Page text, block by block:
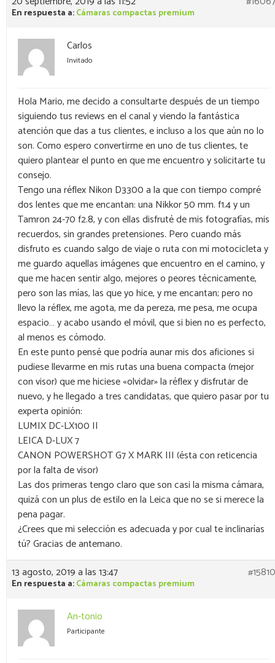
En respuesta a:Cámaras compactas premium
Carlos
Invitado
Hola Mario, me decido a consultarte después de un tiempo
siguiendo tus reviews en el canal y viendo la fantástica
atención que das a tus clientes, e incluso a los que aún no lo
son. Como espero convertirme en uno de tus clientes, te
quiero plantear el punto en que me encuentro y solicitarte tu
consejo.
Tengo una réflex Nikon D3300 a la que con tiempo compré
dos lentes que me encantan: una Nikkor 50 mm. f1.4 y un
Tamron 24-70 f2.8, y con ellas disfruté de mis fotografías, mis
recuerdos, sin grandes pretensiones. Pero cuando más
disfruto es cuando salgo de viaje o ruta con mi motocicleta y
me guardo aquellas imágenes que encuentro en el camino, y
que me hacen sentir algo, mejores o peores técnicamente,
pero son las mías, las que yo hice, y me encantan; pero no
llevo la réflex, me agota, me da pereza, me pesa, me ocupa
espacio… y acabo usando el móvil, que si bien no es perfecto,
al menos es cómodo.
En este punto pensé que podría aunar mis dos aficiones si
pudiese llevarme en mis rutas una buena compacta (mejor
con visor) que me hiciese «olvidar» la réflex y disfrutar de
nuevo, y he llegado a tres candidatas, que quiero pasar por tu
experta opinión:
LUMIX DC-LX100 II
LEICA D-LUX 7
CANON POWERSHOT G7 X MARK III (ésta con reticencia
por la falta de visor)
Las dos primeras tengo claro que son casi la misma cámara,
quizá con un plus de estilo en la Leica que no se si merece la
pena pagar.
¿Crees que mi selección es adecuada y por cual te inclinarías
tú? Gracias de antemano.
13 agosto, 2019 a las 13:47
#15810
En respuesta a:Cámaras compactas premium
An-tonio
Participante